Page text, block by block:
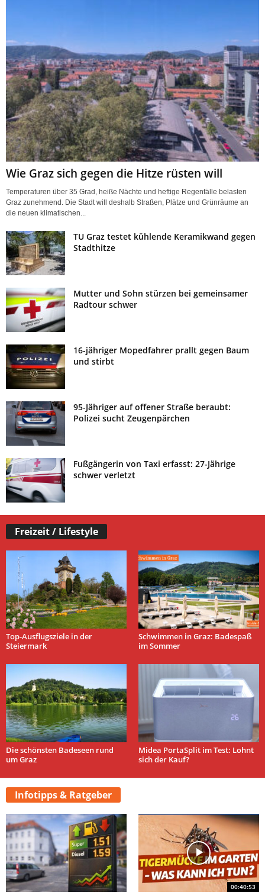
Wie Graz sich gegen die Hitze rüsten will
Temperaturen über 35 Grad, heiße Nächte und heftige Regenfälle belasten
Graz zunehmend. Die Stadt will deshalb Straßen, Plätze und Grünräume an
die neuen klimatischen...
TU Graz testet kühlende Keramikwand gegen
Stadthitze
Mutter und Sohn stürzen bei gemeinsamer
Radtour schwer
16-jähriger Mopedfahrer prallt gegen Baum
und stirbt
95-Jähriger auf offener Straße beraubt:
Polizei sucht Zeugenpärchen
Fußgängerin von Taxi erfasst: 27-Jährige
schwer verletzt
Freizeit / Lifestyle
Top-Ausflugsziele in der
Steiermark
Schwimmen in Graz: Badespaß
im Sommer
Die schönsten Badeseen rund
um Graz
Midea PortaSplit im Test: Lohnt
sich der Kauf?
Infotipps & Ratgeber
00:40:53